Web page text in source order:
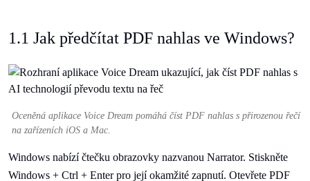
1.1 Jak předčítat PDF nahlas ve Windows?
Oceněná aplikace Voice Dream pomáhá číst PDF nahlas s přirozenou řečí
na zařízeních iOS a Mac.
Windows nabízí čtečku obrazovky nazvanou Narrator. Stiskněte
Windows + Ctrl + Enter pro její okamžité zapnutí. Otevřete PDF